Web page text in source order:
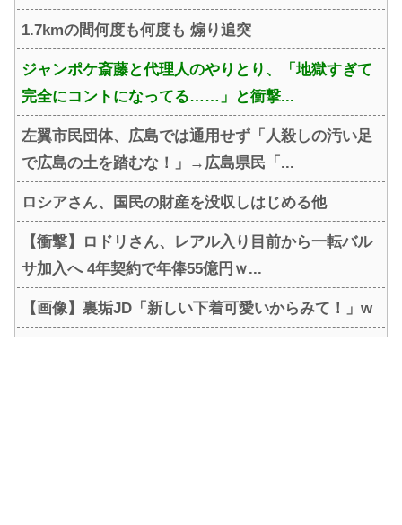
1.7kmの間何度も何度も 煽り追突
ジャンポケ斎藤と代理人のやりとり、「地獄すぎて
完全にコントになってる……」と衝撃...
左翼市民団体、広島では通用せず「人殺しの汚い足
で広島の土を踏むな！」→広島県民「...
ロシアさん、国民の財産を没収しはじめる他
【衝撃】ロドリさん、レアル入り目前から一転バル
サ加入へ 4年契約で年俸55億円ｗ...
【画像】裏垢JD「新しい下着可愛いからみて！」w